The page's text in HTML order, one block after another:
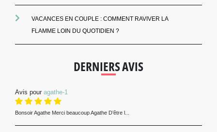
VACANCES EN COUPLE : COMMENT RAVIVER LA
FLAMME LOIN DU QUOTIDIEN ?
DERNIERS AVIS
Avis pour agathe-1
Bonsoir Agathe Merci beaucoup Agathe D’être l...